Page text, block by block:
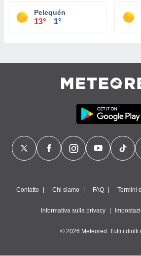
Pelequén
13° 1°
Contatto Chi siamo FAQ Termini
Informativa sulla privacy
© 2026 Meteored. Tutti i diritti